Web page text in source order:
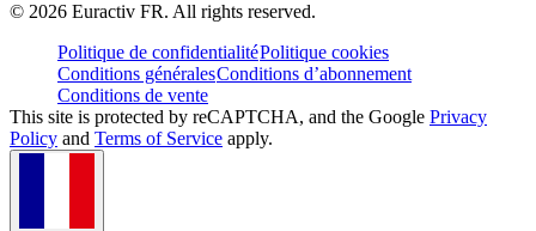
© 2026 Euractiv FR. All rights reserved.
Politique de confidentialitéPolitique cookies
Conditions généralesConditions d’abonnement
Conditions de vente
This site is protected by reCAPTCHA, and the Google Privacy
Policy and Terms of Service apply.